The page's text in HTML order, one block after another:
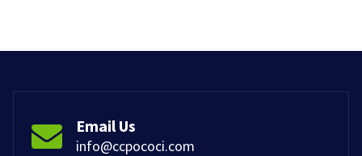
Email Us
info@ccpococi.com